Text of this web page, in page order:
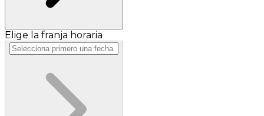
Elige la franja horaria